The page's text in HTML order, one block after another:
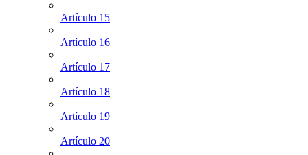
Artículo 15
Artículo 16
Artículo 17
Artículo 18
Artículo 19
Artículo 20